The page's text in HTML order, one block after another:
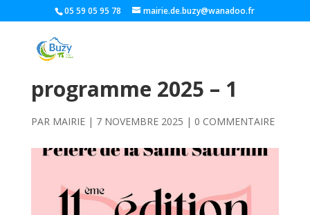
05 59 05 95 78 mairie.de.buzy@wanadoo.fr
programme 2025 – 1
PAR MAIRIE| 7 NOVEMBRE 2025 | 0 COMMENTAIRE